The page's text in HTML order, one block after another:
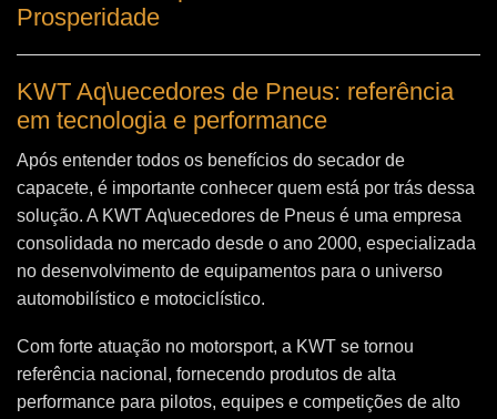
Prosperidade
KWT Aq\uecedores de Pneus: referência
em tecnologia e performance
Após entender todos os benefícios do secador de
capacete, é importante conhecer quem está por trás dessa
solução. A KWT Aq\uecedores de Pneus é uma empresa
consolidada no mercado desde o ano 2000, especializada
no desenvolvimento de equipamentos para o universo
automobilístico e motociclístico.
Com forte atuação no motorsport, a KWT se tornou
referência nacional, fornecendo produtos de alta
performance para pilotos, equipes e competições de alto